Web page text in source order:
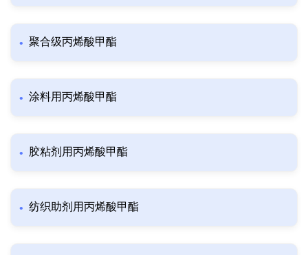
聚合级丙烯酸甲酯
涂料用丙烯酸甲酯
胶粘剂用丙烯酸甲酯
纺织助剂用丙烯酸甲酯